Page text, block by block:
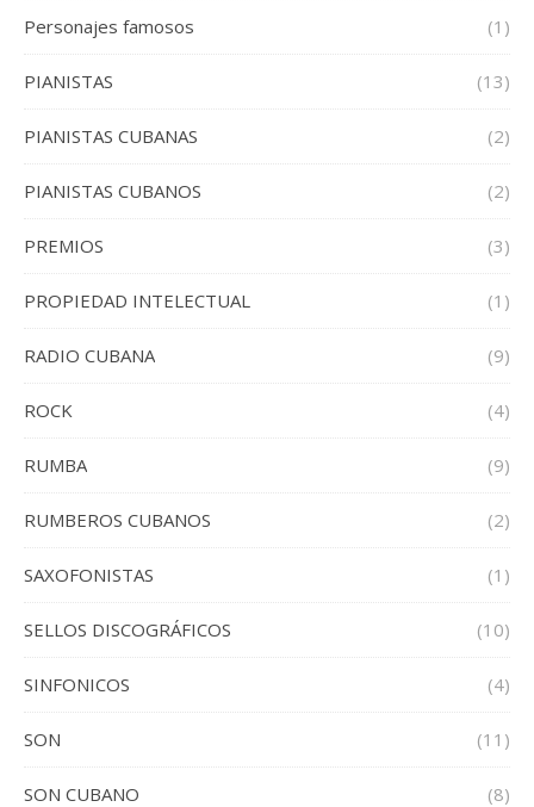
Personajes famosos (1)
PIANISTAS (13)
PIANISTAS CUBANAS (2)
PIANISTAS CUBANOS (2)
PREMIOS (3)
PROPIEDAD INTELECTUAL (1)
RADIO CUBANA (9)
ROCK (4)
RUMBA (9)
RUMBEROS CUBANOS (2)
SAXOFONISTAS (1)
SELLOS DISCOGRÁFICOS (10)
SINFONICOS (4)
SON (11)
SON CUBANO (8)